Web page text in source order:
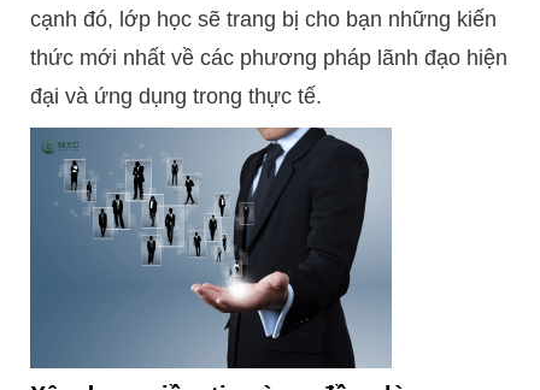
cạnh đó, lớp học sẽ trang bị cho bạn những kiến
thức mới nhất về các phương pháp lãnh đạo hiện
đại và ứng dụng trong thực tế.